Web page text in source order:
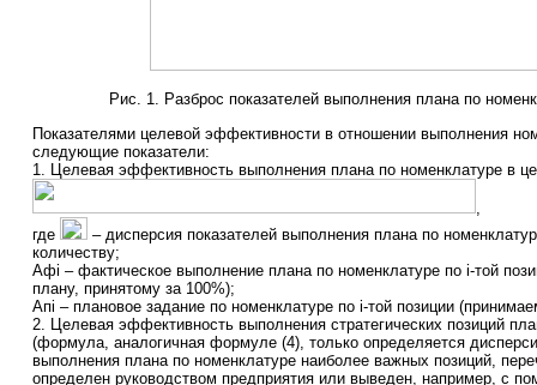
Рис. 1. Разброс показателей выполнения плана по
Показателями целевой эффективности в отношении выполнения
следующие показатели:
1. Целевая эффективность выполнения плана по номенклатуре в
где
– дисперсия показателей выполнения плана по
количеству;
Афi – фактическое выполнение плана по номенклатуре по i-той
плану, принятому за 100%);
Апi – плановое задание по номенклатуре по i-той позиции
2. Целевая эффективность выполнения стратегических позиций
(формула, аналогичная формуле (4), только определяется
выполнения плана по номенклатуре наиболее важных позиций,
определен руководством предприятия или выведен, например, с